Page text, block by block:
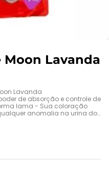
Moon Lavanda
Lavanda
de absorção e controle de
lama - Sua coloração
anomalia na urina do